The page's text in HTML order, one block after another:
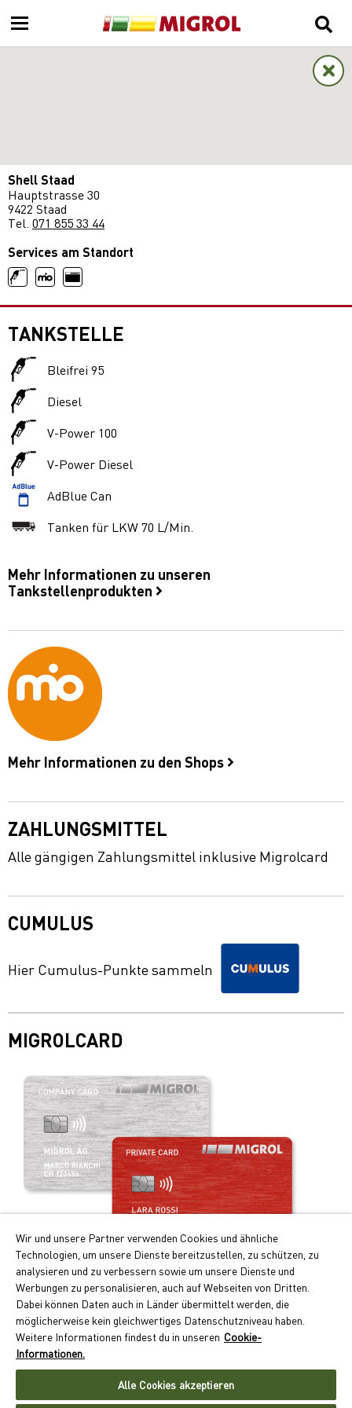
Shell Staad
Hauptstrasse 30
9422 Staad
Tel. 071 855 33 44
Services am Standort
TANKSTELLE
Bleifrei 95
Diesel
V-Power 100
V-Power Diesel
AdBlue Can
Tanken für LKW 70 L/Min.
Mehr Informationen zu unseren
Tankstellenprodukten
Mehr Informationen zu den Shops
ZAHLUNGSMITTEL
Alle gängigen Zahlungsmittel inklusive Migrolcard
CUMULUS
Hier Cumulus-Punkte sammeln
MIGROLCARD
Ihre Vorteile auf einen Blick:
Doppelte Cumulus-Punkte beim Tanken und Laden
Kontaktloses Zahlen auf Monatsrechnung
Akzeptanz an über 550 Standorten schweizweit
Jetzt Migrolcard beantragen
Wir und unsere Partner verwenden Cookies und ähnliche
Technologien, um unsere Dienste bereitzustellen, zu schützen, zu
analysieren und zu verbessern sowie um unsere Dienste und
Werbungen zu personalisieren, auch auf Webseiten von Dritten.
Dabei können Daten auch in Länder übermittelt werden, die
möglicherweise kein gleichwertiges Datenschutzniveau haben.
Weitere Informationen findest du in unseren Cookie-
Informationen.
Alle Cookies akzeptieren